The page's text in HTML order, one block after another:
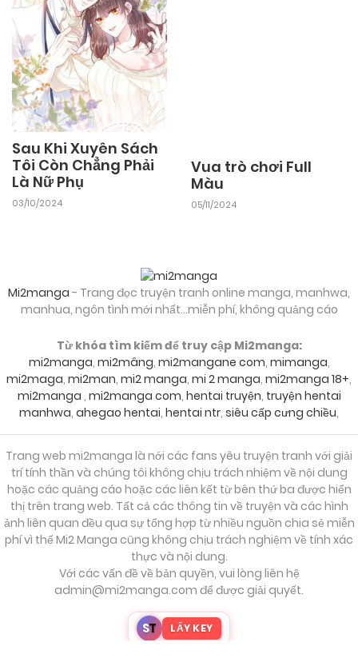
Sau Khi Xuyên Sách
Tôi Còn Chẳng Phải
Là Nữ Phụ
03/10/2024
Vua trò chơi Full
Màu
05/11/2024
Mi2manga - Trang đọc truyện tranh online manga, manhwa,
manhua, ngôn tình mới nhất...miễn phí, không quảng cáo
Từ khóa tìm kiếm để truy cập Mi2manga:
mi2manga, mi2mâng, mi2mangane com, mimanga,
mi2maga, mi2man, mi2 manga, mi 2 manga, mi2manga 18+,
mi2manga , mi2manga com, hentai truyện, truyện hentai
manhwa, ahegao hentai, hentai ntr, siêu cấp cưng chiều,
Trang web mi2manga là nới các fans yêu truyện tranh với giải
trí tính thần và chúng tôi không chịu trách nhiệm về nội dung
hoặc các quảng cáo hoặc các liên kết từ bên thứ ba được hiển
thị trên trang web. Tất cả các thông tin về truyện và các hình
ảnh liên quan đều qua sự tổng hợp từ nhiều nguồn chia sẻ miễn
phí vì thế Mi2 Manga cũng không chịu trách nghiệm về tính xác
thực và nội dung.
Với các vấn đề về bản quyền, vui lòng liên hệ
admin@mi2manga.com để được giải quyết.
ST LẤY KEY